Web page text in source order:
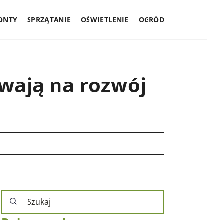
SPRZĄTANIE OŚWIETLENIE OGRÓD
na rozwój